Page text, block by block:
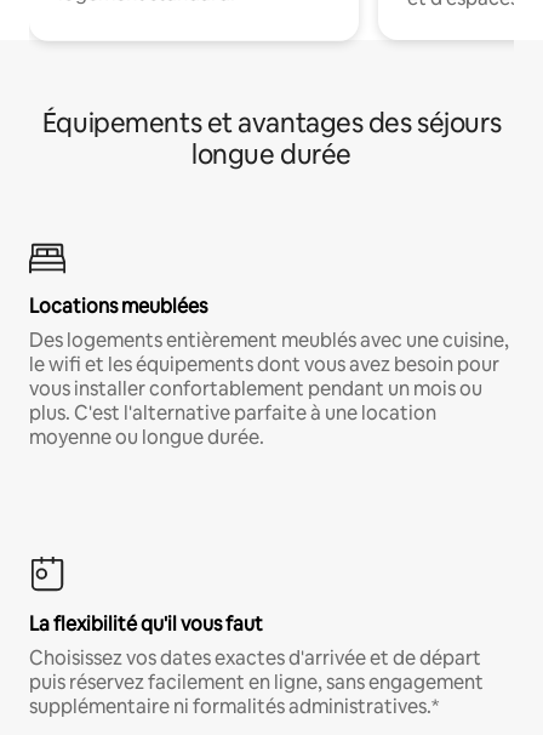
Équipements et avantages des séjours
longue durée
Locations meublées
Des logements entièrement meublés avec une cuisine,
le wifi et les équipements dont vous avez besoin pour
vous installer confortablement pendant un mois ou
plus. C'est l'alternative parfaite à une location
moyenne ou longue durée.
La flexibilité qu'il vous faut
Choisissez vos dates exactes d'arrivée et de départ
puis réservez facilement en ligne, sans engagement
supplémentaire ni formalités administratives.*